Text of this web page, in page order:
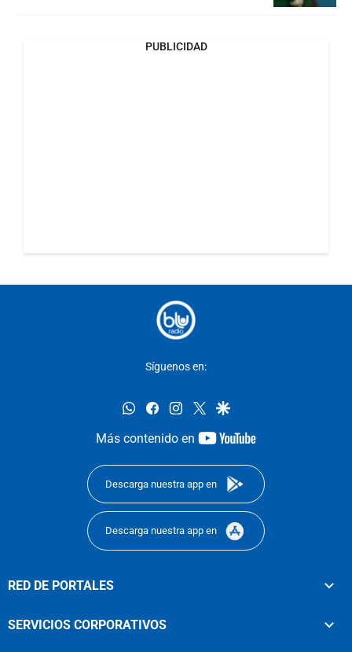
PUBLICIDAD
Síguenos en:
whatsappfacebookinstagram
twittergoogle
Más contenido en
youtube-
Descarga nuestra app en
Descarga nuestra app en
RED DE PORTALES
SERVICIOS CORPORATIVOS